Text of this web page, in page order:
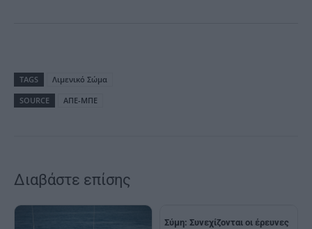
TAGS
Λιμενικό Σώμα
SOURCE
ΑΠΕ-ΜΠΕ
Διαβάστε επίσης
Σύμη: Συνεχίζονται οι έρευνες